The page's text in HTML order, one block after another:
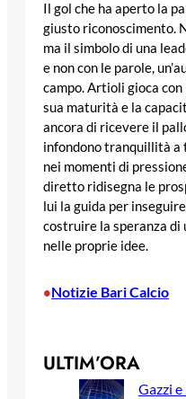
Il gol che ha aperto la
giusto riconoscimento.
ma il simbolo di una
e non con le parole,
campo. Artioli gioca
sua maturità e la
ancora di ricevere il
infondono tranquillità a
nei momenti di
diretto ridisegna le
lui la guida per
costruire la speranza di
nelle proprie idee.
•Notizie Bari Calcio
ULTIM’ORA
Gazzi